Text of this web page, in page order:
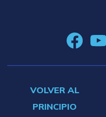
VOLVER AL
PRINCIPIO